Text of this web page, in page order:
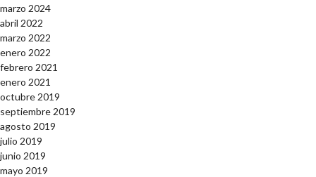
marzo 2024
abril 2022
marzo 2022
enero 2022
febrero 2021
enero 2021
octubre 2019
septiembre 2019
agosto 2019
julio 2019
junio 2019
mayo 2019